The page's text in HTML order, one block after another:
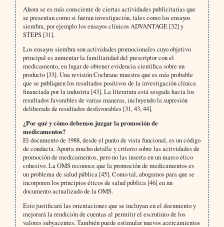
Ahora se es más consciente de ciertas actividades publicitarias que
se presentan como si fueran investigación, tales como los ensayos
siembra, por ejemplo los ensayos clínicos ADVANTAGE [32] y
STEPS [31].
Los ensayos siembra son actividades promocionales cuyo objetivo
principal es aumentar la familiaridad del prescriptor con el
medicamento, en lugar de obtener evidencia científica sobre un
producto [33]. Una revisión Cochrane muestra que es más probable
que se publiquen los resultados positivos de la investigación clínica
financiada por la industria [43]. La literatura está sesgada hacia los
resultados favorables de varias maneras, incluyendo la supresión
deliberada de resultados desfavorables [31, 43, 44].
¿Por qué y cómo debemos juzgar la promoción de
medicamentos?
El documento de 1988, desde el punto de vista funcional, es un código
de conducta. Aporta mucho detalle y criterio sobre las actividades de
promoción de medicamentos, pero no las inserta en un marco ético
cohesivo. La OMS reconoce que la promoción de medicamentos es
un problema de salud pública [45]. Como tal, abogamos para que se
incorporen los principios éticos de salud pública [46] en un
documento actualizado de la OMS.
Esto justificará las orientaciones que se incluyan en el documento y
mejorará la rendición de cuentas al permitir el escrutinio de los
valores subyacentes. También puede estimular nuevos acercamientos